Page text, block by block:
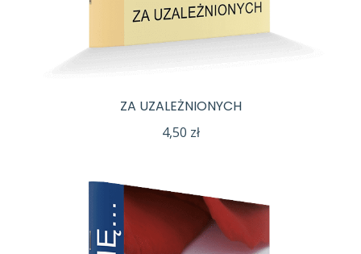
ZA UZALEŻNIONYCH
4,50 zł